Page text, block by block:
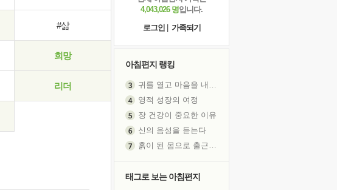
#삶
희망
리더
4,043,026 명입니다.
로그인
가족되기
아침편지 랭킹
귀를 열고 마음을 내어주고
영적 성장의 여정
장 건강이 중요한 이유
신의 음성을 듣는다
흙이 된 몸으로 출근하는 여자
태그로 보는 아침편지